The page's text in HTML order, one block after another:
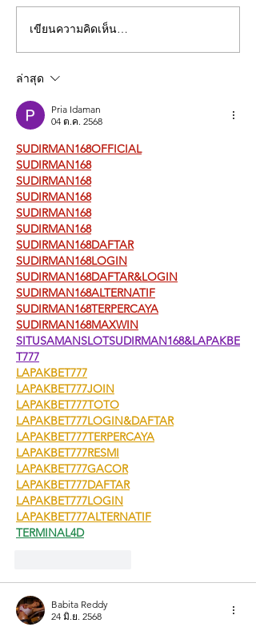
ขอเชิญร่วมกิจกรรมการ
เขียนความคิดเห็น…
ล่าสุด
Pria Idaman
04 ต.ค. 2568
SUDIRMAN168OFFICIAL
SUDIRMAN168
SUDIRMAN168
SUDIRMAN168
SUDIRMAN168
SUDIRMAN168
SUDIRMAN168DAFTAR
SUDIRMAN168LOGIN
SUDIRMAN168DAFTAR&LOGIN
SUDIRMAN168ALTERNATIF
SUDIRMAN168TERPERCAYA
SUDIRMAN168MAXWIN
SITUSAMANSLOTSUDIRMAN168&LAPAKBE
T777
LAPAKBET777
LAPAKBET777JOIN
LAPAKBET777TOTO
LAPAKBET777LOGIN&DAFTAR
LAPAKBET777TERPERCAYA
LAPAKBET777RESMI
LAPAKBET777GACOR
LAPAKBET777DAFTAR
LAPAKBET777LOGIN
LAPAKBET777ALTERNATIF
TERMINAL4D
Babita Reddy
24 มิ.ย. 2568